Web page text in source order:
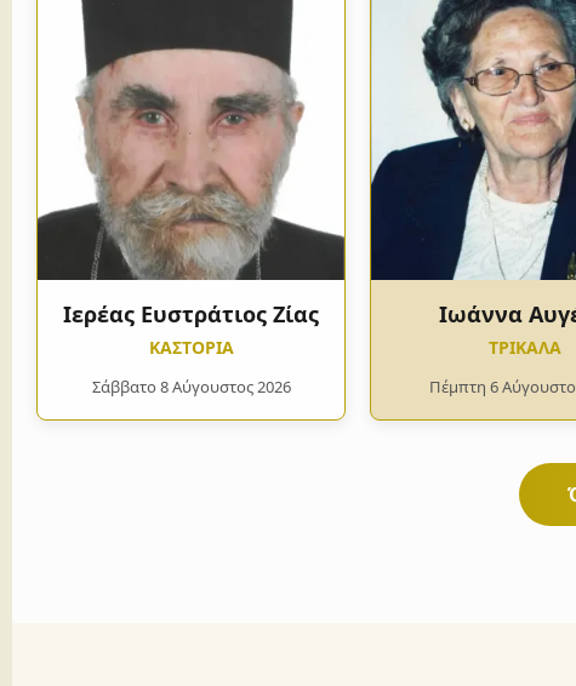
Ιερέας Ευστράτιος Ζίας
ΚΑΣΤΟΡΙΑ
Σάββατο 8 Αύγουστος 2026
Ιωάννα
ΤΡΙΚΑΛΑ
Πέμπτη 6